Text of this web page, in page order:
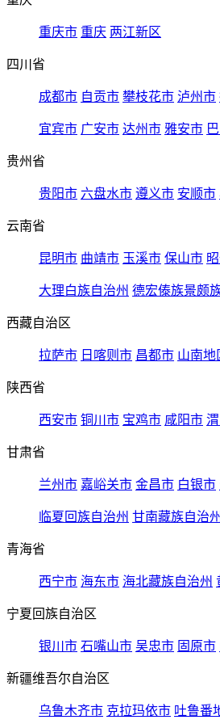
重庆市 重庆 两江新区
四川省
成都市 自贡市 攀枝花市 泸州市
宜宾市 广安市 达州市 雅安市
贵州省
贵阳市 六盘水市 遵义市 安顺市
云南省
昆明市 曲靖市 玉溪市 保山市
大理白族自治州 德宏傣族景颇
西藏自治区
拉萨市 日喀则市 昌都市 山南地
陕西省
西安市 铜川市 宝鸡市 咸阳市
甘肃省
兰州市 嘉峪关市 金昌市 白银市
临夏回族自治州 甘南藏族自治州
青海省
西宁市 海东市 海北藏族自治州
宁夏回族自治区
银川市 石嘴山市 吴忠市 固原市
新疆维吾尔自治区
乌鲁木齐市 克拉玛依市 吐鲁番